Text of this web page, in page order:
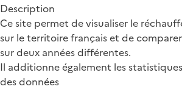
Description
Ce site permet de visualiser le
sur le territoire français et de
sur deux années différentes.
Il additionne également les
des données